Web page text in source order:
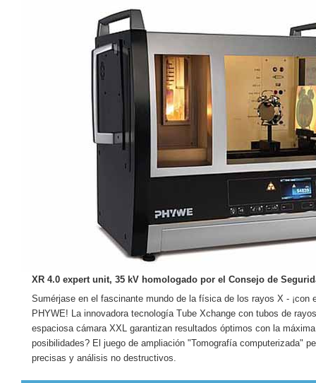
XR 4.0 expert unit, 35 kV homologado por el Consejo de
Sumérjase en el fascinante mundo de la física de los rayos X - ¡con
PHYWE! La innovadora tecnología Tube Xchange con tubos de
espaciosa cámara XXL garantizan resultados óptimos con la
posibilidades? El juego de ampliación "Tomografía computerizada"
precisas y análisis no destructivos.